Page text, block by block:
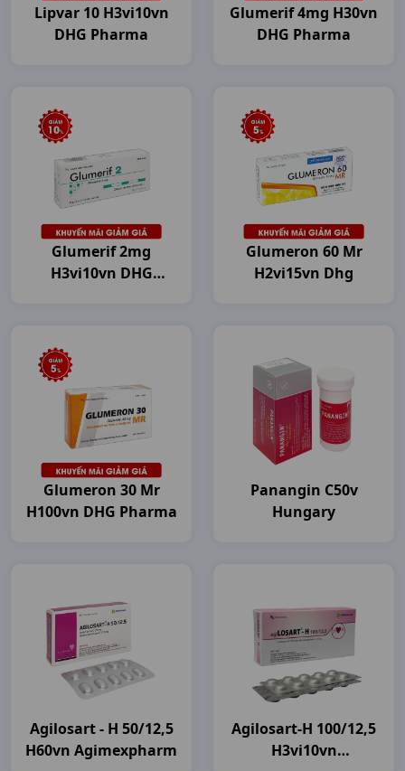
Lipvar 10 H3vi10vn
DHG Pharma
Glumerif 4mg H30vn
DHG Pharma
Glumerif 2mg
H3vi10vn DHG
Glumeron 60 Mr
H2vi15vn Dhg
Glumeron 30 Mr
H100vn DHG Pharma
Panangin C50v
Hungary
Agilosart - H 50/12,5
H60vn Agimexpharm
Agilosart-H 100/12,5
H3vi10vn